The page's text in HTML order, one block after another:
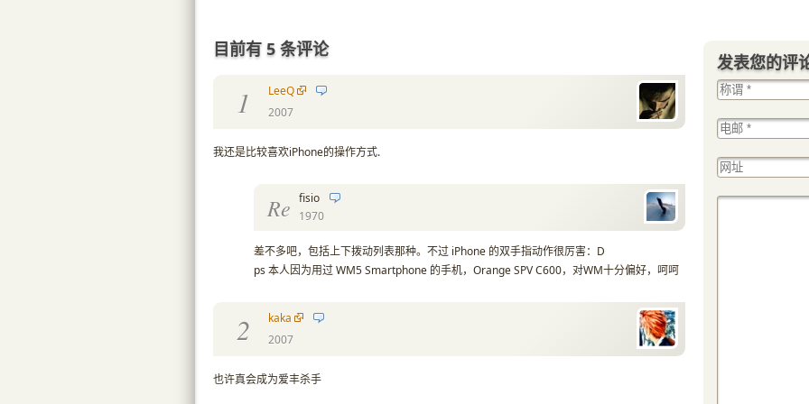
发表您的评
目前有 5 条评论
1
LeeQ
2007
我还是比较喜欢iPhone的操作方式.
Re fisio
1970
差不多吧，包括上下拨动列表那种。不过 iPhone 的双手指动作很厉害：D
ps 本人因为用过 WM5 Smartphone 的手机，Orange SPV C600，对WM十分偏好，呵呵
2
kaka
2007
也许真会成为爱丰杀手